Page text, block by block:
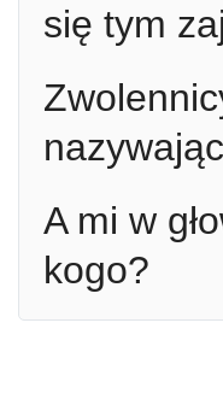
się tym
A mi w
kogo?